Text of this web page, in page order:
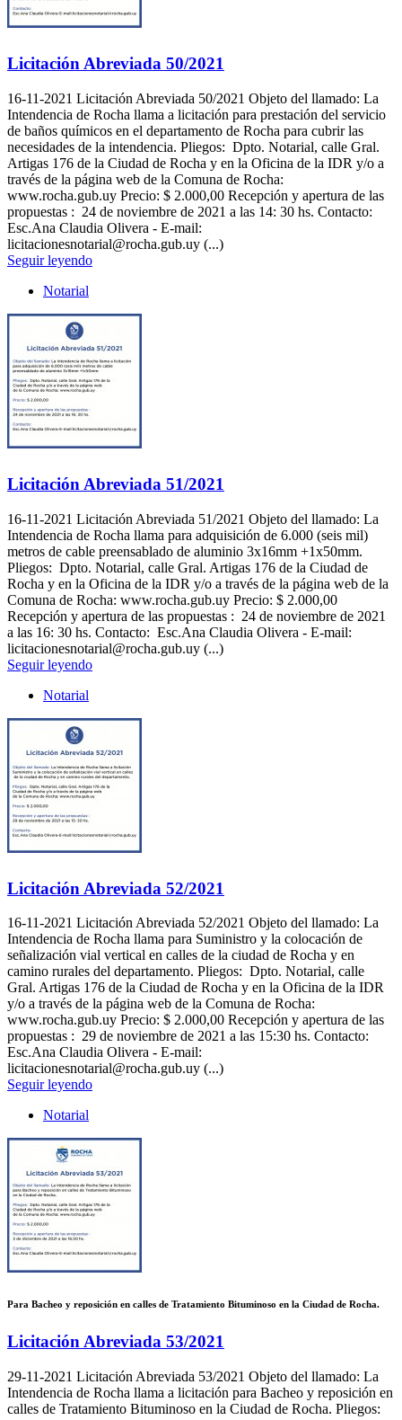
Licitación Abreviada 50/2021
16-11-2021 Licitación Abreviada 50/2021 Objeto del llamado: La
Intendencia de Rocha llama a licitación para prestación del servicio
de baños químicos en el departamento de Rocha para cubrir las
necesidades de la intendencia. Pliegos: Dpto. Notarial, calle Gral.
Artigas 176 de la Ciudad de Rocha y en la Oficina de la IDR y/o a
través de la página web de la Comuna de Rocha:
www.rocha.gub.uy Precio: $ 2.000,00 Recepción y apertura de las
propuestas : 24 de noviembre de 2021 a las 14: 30 hs. Contacto:
Esc.Ana Claudia Olivera - E-mail:
licitacionesnotarial@rocha.gub.uy (...)
Seguir leyendo
Notarial
Licitación Abreviada 51/2021
16-11-2021 Licitación Abreviada 51/2021 Objeto del llamado: La
Intendencia de Rocha llama para adquisición de 6.000 (seis mil)
metros de cable preensablado de aluminio 3x16mm +1x50mm.
Pliegos: Dpto. Notarial, calle Gral. Artigas 176 de la Ciudad de
Rocha y en la Oficina de la IDR y/o a través de la página web de la
Comuna de Rocha: www.rocha.gub.uy Precio: $ 2.000,00
Recepción y apertura de las propuestas : 24 de noviembre de 2021
a las 16: 30 hs. Contacto: Esc.Ana Claudia Olivera - E-mail:
licitacionesnotarial@rocha.gub.uy (...)
Seguir leyendo
Notarial
Licitación Abreviada 52/2021
16-11-2021 Licitación Abreviada 52/2021 Objeto del llamado: La
Intendencia de Rocha llama para Suministro y la colocación de
señalización vial vertical en calles de la ciudad de Rocha y en
camino rurales del departamento. Pliegos: Dpto. Notarial, calle
Gral. Artigas 176 de la Ciudad de Rocha y en la Oficina de la IDR
y/o a través de la página web de la Comuna de Rocha:
www.rocha.gub.uy Precio: $ 2.000,00 Recepción y apertura de las
propuestas : 29 de noviembre de 2021 a las 15:30 hs. Contacto:
Esc.Ana Claudia Olivera - E-mail:
licitacionesnotarial@rocha.gub.uy (...)
Seguir leyendo
Notarial
Para Bacheo y reposición en calles de Tratamiento Bituminoso en la Ciudad de Rocha.
Licitación Abreviada 53/2021
29-11-2021 Licitación Abreviada 53/2021 Objeto del llamado: La
Intendencia de Rocha llama a licitación para Bacheo y reposición en
calles de Tratamiento Bituminoso en la Ciudad de Rocha. Pliegos: